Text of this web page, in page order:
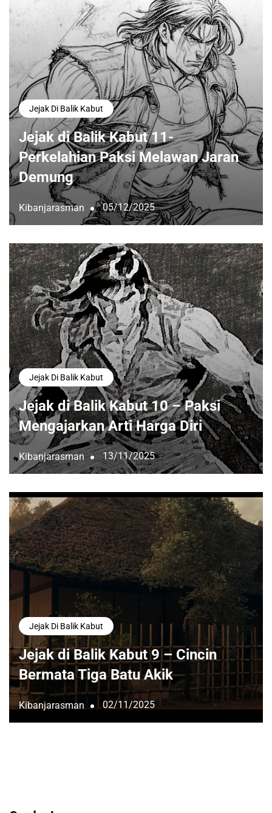
Jejak Di Balik Kabut
Jejak di Balik Kabut 11-
Perkelahian Paksi Melawan Jaran
Demung
Kibanjarasman 05/12/2025
Jejak Di Balik Kabut
Jejak di Balik Kabut 10 – Paksi
Mengajarkan Arti Harga Diri
Kibanjarasman 13/11/2025
Jejak Di Balik Kabut
Jejak di Balik Kabut 9 – Cincin
Bermata Tiga Batu Akik
Kibanjarasman 02/11/2025